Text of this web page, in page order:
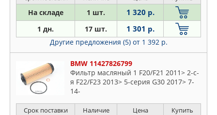
На складе 1 шт. 1 320 р.
1 дн. 17 шт. 1 301 р.
Другие предложения (5) от 1 392 р.
BMW 11427826799
Фильтр масляный 1 F20/F21 2011> 2-с-
я F22/F23 2013> 5-серия G30 2017> 7-
14-
Срок поставки Наличие Цена Купить